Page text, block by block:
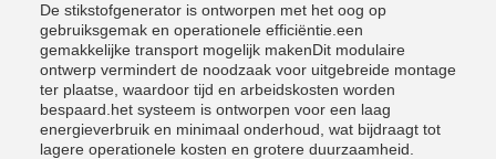
De stikstofgenerator is ontworpen met het oog op
gebruiksgemak en operationele efficiëntie.een
gemakkelijke transport mogelijk makenDit modulaire
ontwerp vermindert de noodzaak voor uitgebreide montage
ter plaatse, waardoor tijd en arbeidskosten worden
bespaard.het systeem is ontworpen voor een laag
energieverbruik en minimaal onderhoud, wat bijdraagt tot
lagere operationele kosten en grotere duurzaamheid.